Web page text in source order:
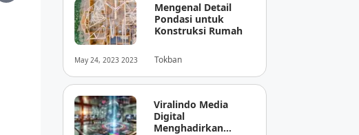
May 24, 2023 2023
Mengenal Detail
Pondasi untuk
Konstruksi Rumah
Tokban
Viralindo Media
Digital
Menghadirkan